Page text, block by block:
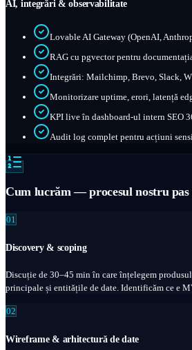
AI, integrări & observabilitate
Lovable AI Gateway (OpenAI,
RAG cu pgvector pentru
Integrări: Mailchimp, Brevo, Slack,
Monitorizare uptime, erori, latență
KPI live în dashboard-ul intern SEO
Audit log complet pentru acțiuni
Cum lucrăm — procesul nostru pas
01
Discovery & scoping
Discuție de 30–45 min în care înțelegem
principale și entitățile de date. Identificăm ce e
02
Wireframe & arhitectură de date